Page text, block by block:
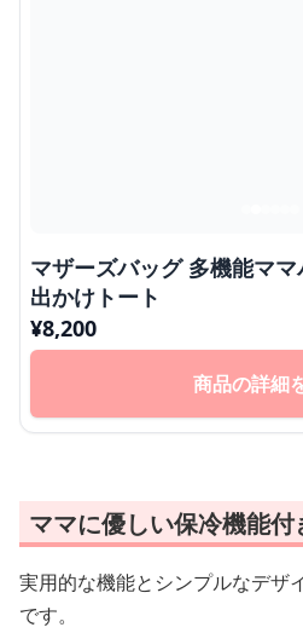
マザーズバッグ 多機能マ
出かけトート
¥8,200
商品の詳細
ママに優しい保冷機能
実用的な機能とシンプルなデザ
です。